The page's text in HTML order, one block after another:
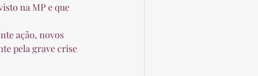
na MP e que
ação, novos
pela grave crise